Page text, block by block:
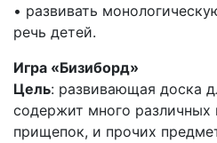
• развивать
речь детей.
Игра «Бизиборд»
Цель: развивающая доска
содержит много различных
прищепок, и прочих